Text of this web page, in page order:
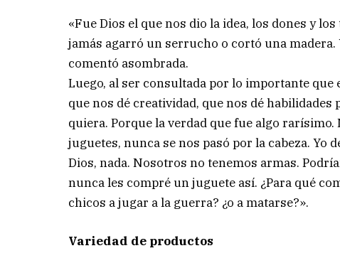
«Fue Dios el que nos dio la idea, los dones y
jamás agarró un serrucho o cortó una
comentó asombrada.
Luego, al ser consultada por lo importante que
que nos dé creatividad, que nos dé
quiera. Porque la verdad que fue algo
juguetes, nunca se nos pasó por la cabeza. Yo
Dios, nada. Nosotros no tenemos armas.
nunca les compré un juguete así. ¿Para qué
chicos a jugar a la guerra? ¿o a matarse?».
Variedad de productos